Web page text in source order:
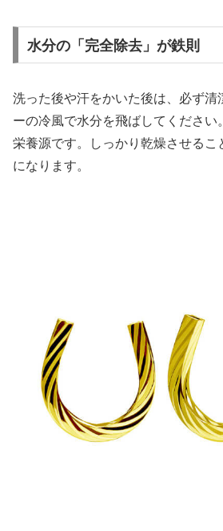
水分の「完全除去」が鉄則
洗った後や汗をかいた後は、必ず清
ーの冷風で水分を飛ばしてくださ
栄養源です。しっかり乾燥させる
になります。